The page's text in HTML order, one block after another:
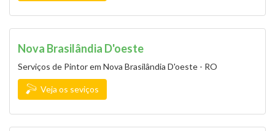
Nova Brasilândia D'oeste
Serviços de Pintor em Nova Brasilândia D'oeste - RO
Veja os seviços